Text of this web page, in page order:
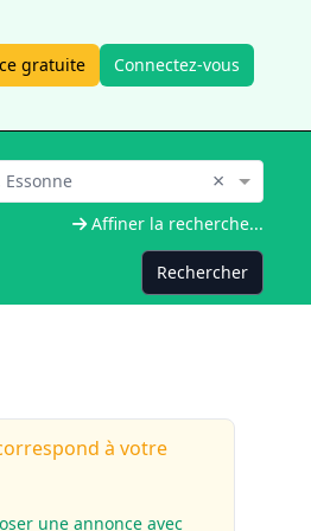
gratuite Connectez-vous
×
Affiner la recherche...
Rechercher
à votre
une annonce avec